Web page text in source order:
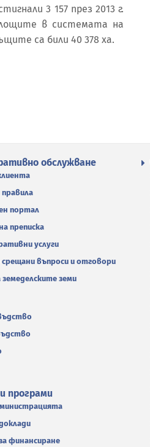
3 157 през 2013 г.
в системата на
са били 40 378 ха.
обслужване
портал
преписка
услуги
въпроси и отговори
земеделските земи
програми
финансиране